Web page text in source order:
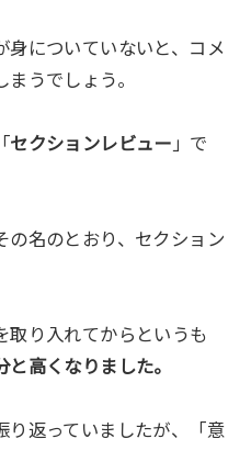
身についていないと、コメ
うでしょう。
セクションレビュー 」で
の名のとおり、セクション
取り入れてからというも
高くなりました。
り返っていましたが、「意